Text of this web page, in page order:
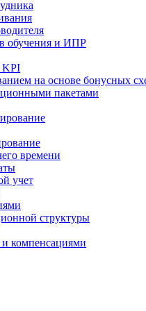
обучения и ИПР
KPI
на основе бонусных
пакетами
времени
учет
структуры
компенсациями